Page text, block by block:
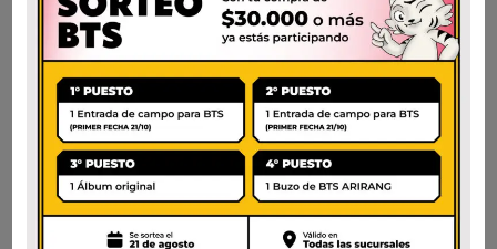
TOKPOKI
WONDERPOKI ROSE
BAG
8.800
AÑADIR AL CARRITO
HETBAHN ARROZ
KONJAC INTEGRAL Y
AVENA PRECOCIDO –
150G
$5.000